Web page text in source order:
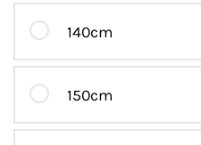
140cm
150cm